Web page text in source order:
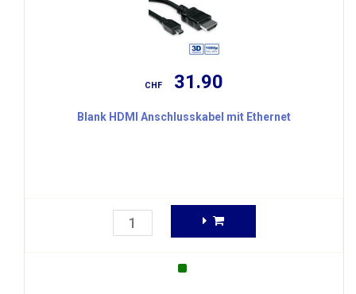
CHF 31.90
Blank HDMI Anschlusskabel mit Ethernet